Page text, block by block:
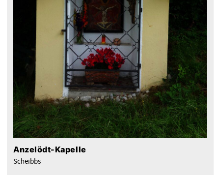
Anzelödt-Kapelle
Scheibbs